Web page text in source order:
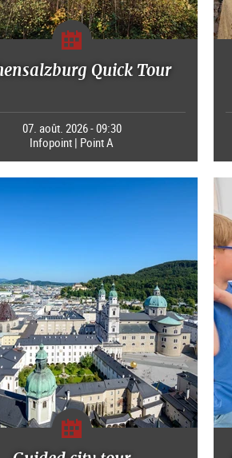
Quick Tour
07. août. 2026 - 09:30
Infopoint | Point A